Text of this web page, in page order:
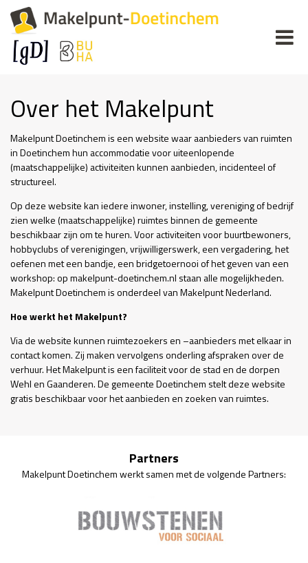
Over het Makelpunt
Makelpunt Doetinchem is een website waar aanbieders van ruimten
in Doetinchem hun accommodatie voor uiteenlopende
(maatschappelijke) activiteiten kunnen aanbieden, incidenteel of
structureel.
Op deze website kan iedere inwoner, instelling, vereniging of bedrijf
zien welke (maatschappelijke) ruimtes binnen de gemeente
beschikbaar zijn om te huren. Voor activiteiten voor buurtbewoners,
hobbyclubs of verenigingen, vrijwilligerswerk, een vergadering, het
oefenen met een bandje, een bridgetoernooi of het geven van een
workshop: op makelpunt-doetinchem.nl staan alle mogelijkheden.
Makelpunt Doetinchem is onderdeel van Makelpunt Nederland.
Hoe werkt het Makelpunt?
Via de website kunnen ruimtezoekers en –aanbieders met elkaar in
contact komen. Zij maken vervolgens onderling afspraken over de
verhuur. Het Makelpunt is een faciliteit voor de stad en de dorpen
Wehl en Gaanderen. De gemeente Doetinchem stelt deze website
gratis beschikbaar voor het aanbieden en zoeken van ruimtes.
Partners
Makelpunt Doetinchem werkt samen met de volgende Partners: